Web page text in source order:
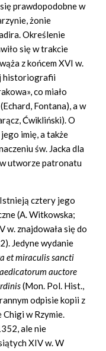
prawdopodobne w
żonie
Określenie
się w trakcie
z końcem XVI w.
historiografii
co miało
Fontana),a w
Ćwikliński). O
imię, a także
św. Jacka dla
utworze patronatu
Istnieją cztery jego
(A. Witkowska;
w. znajdowała się do
Jedyne wydanie
et miraculis sancti
auctore
(Mon. Pol. Hist.,
odpisie kopii z
Chigiw Rzymie.
ale nie
XIV w. W